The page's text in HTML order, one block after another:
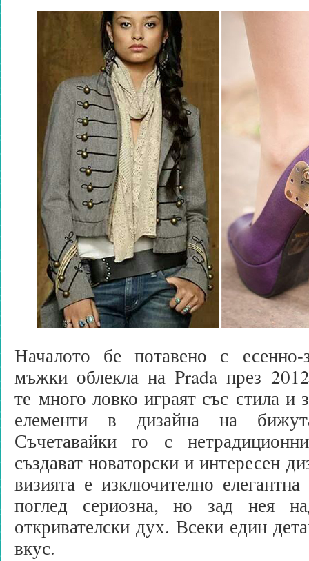
Началото бе потавено с есенно-
мъжки облекла на Prada през
те много ловко играят със стила и
елементи в дизайна на
Съчетавайки го с
създават новаторски и интересен
визията е изключително
поглед сериозна, но зад нея
откривателски дух. Всеки един
вкус.